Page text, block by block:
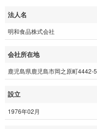
法人名
明和食品株式会社
会社所在地
鹿児島県鹿児島市岡之原町4442-5
設立
1976年02月